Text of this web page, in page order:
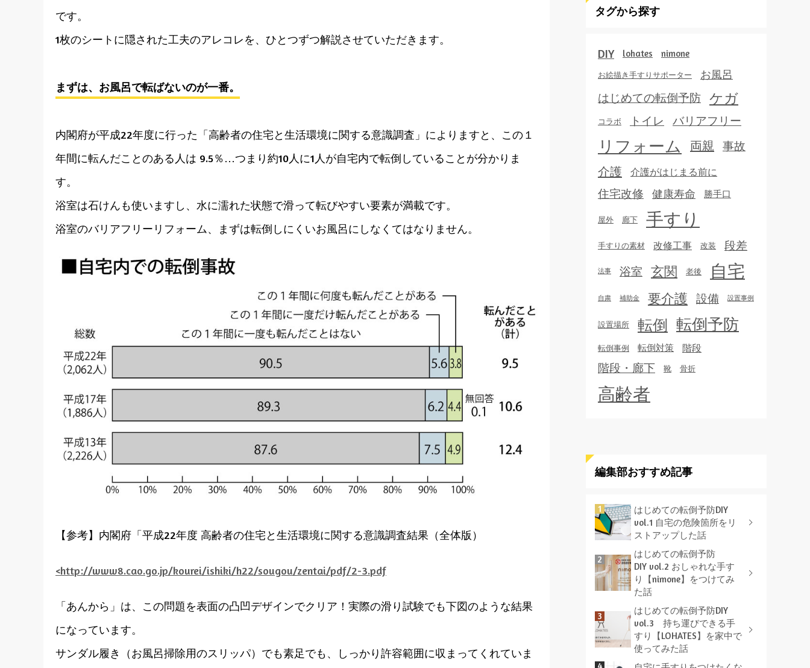
です。
1枚のシートに隠された工夫のアレコレを、ひとつずつ解説させていただきます。
まずは、お風呂で転ばないのが一番。
内閣府が平成22年度に行った「高齢者の住宅と生活環境に関する意識調査」によりますと、この１
年間に転んだことのある人は 9.5％…つまり約10人に1人が自宅内で転倒していることが分かりま
す。
浴室は石けんも使いますし、水に濡れた状態で滑って転びやすい要素が満載です。
浴室のバリアフリーリフォーム、まずは転倒しにくいお風呂にしなくてはなりません。
【参考】内閣府「平成22年度 高齢者の住宅と生活環境に関する意識調査結果（全体版）
<http://www8.cao.go.jp/kourei/ishiki/h22/sougou/zentai/pdf/2-3.pdf
「あんから」は、この問題を表面の凸凹デザインでクリア！実際の滑り試験でも下図のような結果
になっています。
サンダル履き（お風呂掃除用のスリッパ）でも素足でも、しっかり許容範囲に収まってくれていま
タグから探す
DIY lohates nimone
お絵描き手すりサポーター お風呂
はじめての転倒予防 ケガ
コラボ トイレ バリアフリー
リフォーム 両親 事故
介護 介護がはじまる前に
住宅改修 健康寿命 勝手口
屋外 廊下 手すり
手すりの素材 改修工事 改装 段差
法事 浴室 玄関 老後 自宅
自粛 補助金 要介護 設備 設置事例
設置場所 転倒 転倒予防
転倒事例 転倒対策 階段
階段・廊下 靴 骨折
高齢者
編集部おすすめ記事
はじめての転倒予防DIY
vol.1 自宅の危険箇所をリ
ストアップした話
はじめての転倒予防
DIY vol.2 おしゃれな手す
り【nimone】をつけてみ
た話
はじめての転倒予防DIY
vol.3 持ち運びできる手
すり【LOHATES】を家中で
使ってみた話